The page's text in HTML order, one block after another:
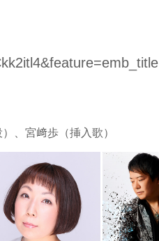
、宮﨑歩（挿入歌）